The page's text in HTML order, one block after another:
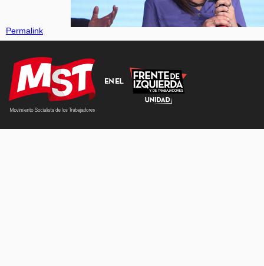
Permalink